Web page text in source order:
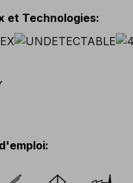
et Technologies:
: